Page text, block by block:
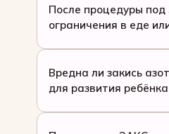
После процедуры
ограничения в еде
Вредна ли закись
для развития